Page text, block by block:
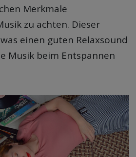
Merkmale
zu achten. Dieser
einen guten Relaxsound
Musik beim Entspannen